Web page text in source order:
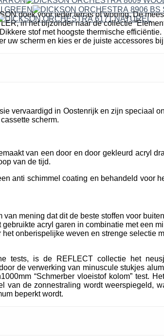
doek voor ieder terras of woning. De
in het bijzonder naar de collectie
stof met hoogste thermische
uw scherm en kies er de juiste accessores
vervaardigd in Oostenrijk en zijn speciaal
scherm.
van een door en door gekleurd acryl
van de tijd.
anti schimmel coating en behandeld voor
mening dat dit de beste stoffen voor
acryl garen in combinatie met een
onberispelijke weven en strenge selectie
tests, is de REFLECT collectie het
de verwerking van minuscule stukjes
“Schmerber vloeistof kolom” test.
van de zonnestraling wordt weerspiegeld,
beperkt wordt.